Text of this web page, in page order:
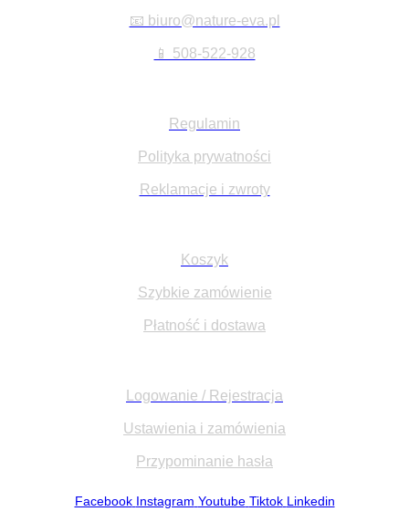
📧 biuro@nature-eva.pl
📱 508-522-928
Regulamin
Polityka prywatności
Reklamacje i zwroty
Koszyk
Szybkie zamówienie
Płatność i dostawa
Logowanie / Rejestracja
Ustawienia i zamówienia
Przypominanie hasła
Facebook Instagram Youtube Tiktok Linkedin